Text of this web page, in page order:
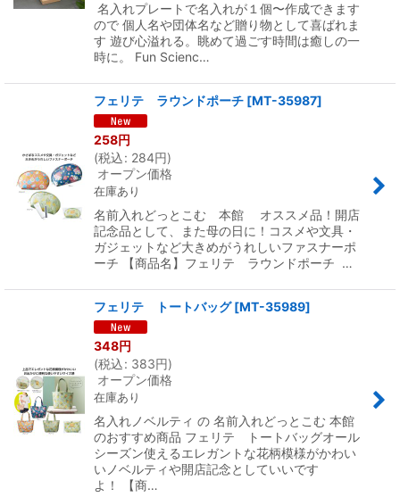
名入れプレートで名入れが１個〜作成できます
ので 個人名や団体名など贈り物として喜ばれま
す 遊び心溢れる。眺めて過ごす時間は癒しの一
時に。 Fun Scienc…
フェリテ ラウンドポーチ [MT-35987]
258円
(税込: 284円)
オープン価格
在庫あり
名前入れどっとこむ 本館 オススメ品！開店
記念品として、また母の日に！コスメや文具・
ガジェットなど大きめがうれしいファスナーポ
ーチ 【商品名】フェリテ ラウンドポーチ …
フェリテ トートバッグ [MT-35989]
348円
(税込: 383円)
オープン価格
在庫あり
名入れノベルティ の 名前入れどっとこむ 本館
のおすすめ商品 フェリテ トートバッグオール
シーズン使えるエレガントな花柄模様がかわい
いノベルティや開店記念としていいです
よ！ 【商…